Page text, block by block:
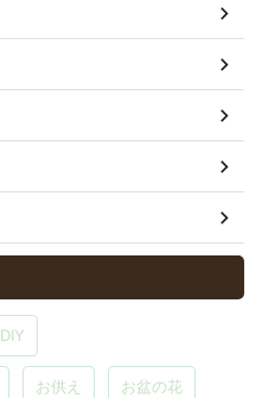
DIY
お供え お盆の花